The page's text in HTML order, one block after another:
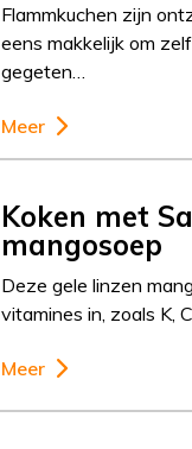
Flammkuchen zijn
eens makkelijk om
gegeten…
Meer
Koken met
mangosoep
Deze gele linzen
vitamines in, zoals K,
Meer